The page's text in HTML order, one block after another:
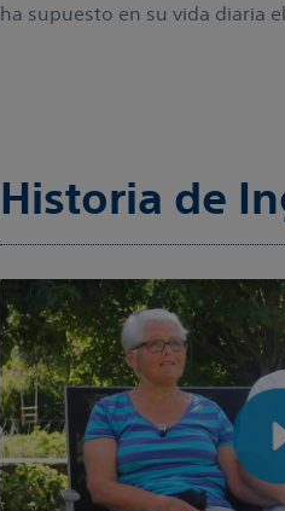
ha supuesto en su vida diaria
Historia de